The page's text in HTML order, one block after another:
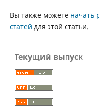
Вы также можете начать
статей для этой статьи.
Текущий выпуск